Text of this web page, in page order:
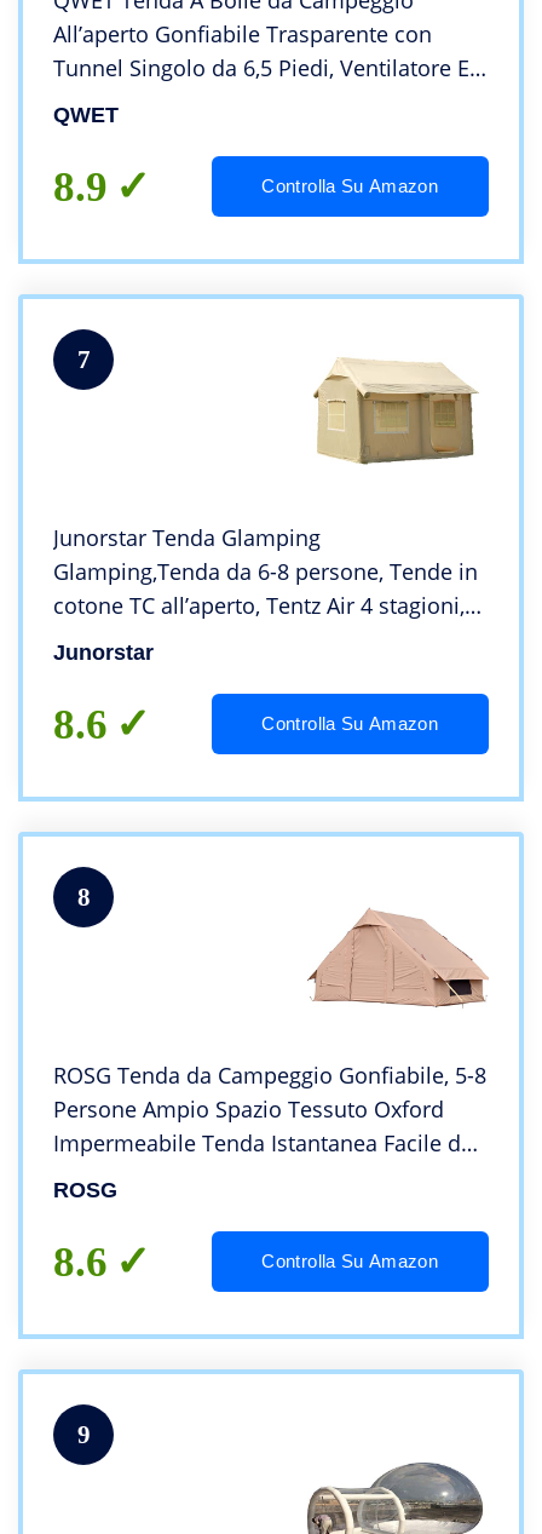
All’aperto Gonfiabile Trasparente con
Tunnel Singolo da 6,5 Piedi, Ventilatore E
Pompa d’Aria, Tenda A Stella,10ft
QWET
8.9 Controlla Su Amazon
7
Junorstar Tenda Glamping
Glamping,Tenda da 6-8 persone, Tende in
cotone TC all’aperto, Tentz Air 4 stagioni,
Tenda gonfiabile per la famiglia istantanea
Junorstar
8.6 Controlla Su Amazon
8
ROSG Tenda da Campeggio Gonfiabile, 5-8
Persone Ampio Spazio Tessuto Oxford
Impermeabile Tenda Istantanea Facile da
Montare, Senza Palo Tenda Tenda
Alpini
ROSG
8.6 Controlla Su Amazon
9